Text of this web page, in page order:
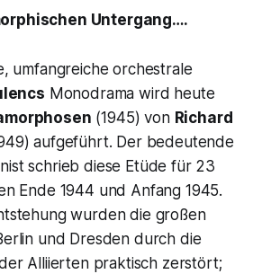
Untergang….
umfangreiche orchestrale
Monodrama wird heute
(1945) von Richard
aufgeführt. Der bedeutende
schrieb diese Etüde für 23
Ende 1944 und Anfang 1945.
wurden die großen
und Dresden durch die
Alliierten praktisch zerstört;